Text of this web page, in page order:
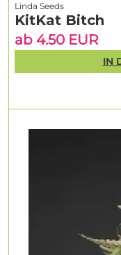
Linda Seeds
KitKat Bitch
ab 4.50 EUR
IN